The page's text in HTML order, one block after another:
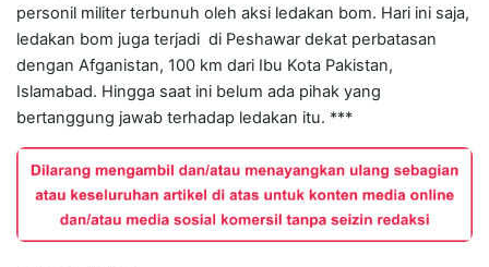
personil militer terbunuh oleh aksi ledakan bom. Hari ini saja,
ledakan bom juga terjadi di Peshawar dekat perbatasan
dengan Afganistan, 100 km dari Ibu Kota Pakistan,
Islamabad. Hingga saat ini belum ada pihak yang
bertanggung jawab terhadap ledakan itu. ***